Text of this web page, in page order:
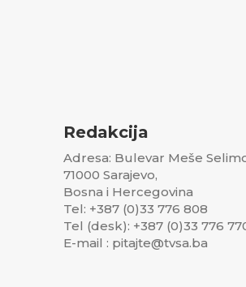
Redakcija
Adresa: Bulevar Meše
71000 Sarajevo,
Bosna i Hercegovina
Tel: +387 (0)33 776 808
Tel (desk): +387 (0)33 776
E-mail : pitajte@tvsa.ba